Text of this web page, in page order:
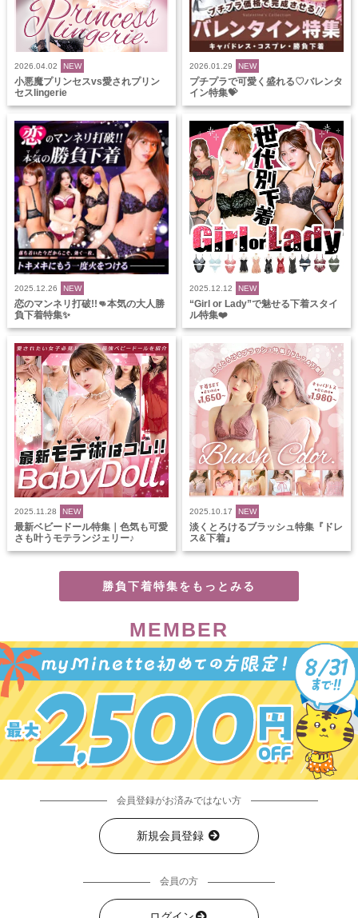
2026.04.02 NEW
小悪魔プリンセスvs愛されプリン
セスlingerie
2026.01.29 NEW
プチプラで可愛く盛れる♡バレンタ
イン特集💝
2025.12.26 NEW
恋のマンネリ打破!!👊本気の大人勝
負下着特集✨
2025.12.12 NEW
“Girl or Lady”で魅せる下着スタイ
ル特集❤️
2025.11.28 NEW
最新ベビードール特集｜色気も可愛
さも叶うモテランジェリー♪
2025.10.17 NEW
淡くとろけるブラッシュ特集『ドレ
ス&下着』
勝負下着特集をもっとみる
MEMBER
会員登録がお済みではない方
新規会員登録
会員の方